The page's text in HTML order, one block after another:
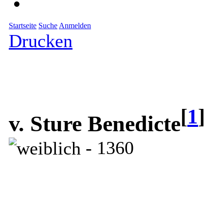
Startseite Suche Anmelden
Drucken
v. Sture Benedicte[1]
- 1360